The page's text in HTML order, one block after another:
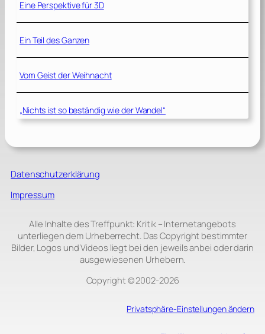
Eine Perspektive für 3D
Ein Teil des Ganzen
Vom Geist der Weihnacht
„Nichts ist so beständig wie der Wandel“
Datenschutzerklärung
Impressum
Alle Inhalte des Treffpunkt: Kritik – Internetangebots
unterliegen dem Urheberrecht. Das Copyright bestimmter
Bilder, Logos und Videos liegt bei den jeweils anbei oder darin
ausgewiesenen Urhebern.
Copyright © 2002‑2026
Privatsphäre-Einstellungen ändern